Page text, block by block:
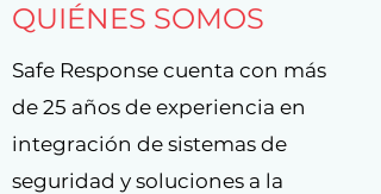
QUIÉNES SOMOS
Safe Response cuenta con más
de 25 años de experiencia en
integración de sistemas de
seguridad y soluciones a la